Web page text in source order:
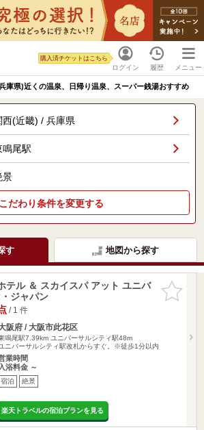
ログイン
購入済チケットはこちら
履歴 メニュー
庫県)近くの温泉、日帰り温泉、スーパー銭湯おすすめ
西(近畿) / 兵庫県
鳴尾駅
景
こだわり条件を変更する
す 地図から探す
お気に入
りに追加
テル ＆ スカイスパ アット ユニバ
ジャパン
/ 1 件
阪府 / 大阪市此花区
鳴尾駅7.39km ユニバーサルシティ駅48m
ニバーサルシティ駅改札からすぐ。※徒歩1分以内
業時間
入浴料金 ～
宿泊 絶景
楽天トラベルの宿泊プランを見る